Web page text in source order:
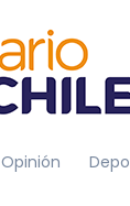
Opinión